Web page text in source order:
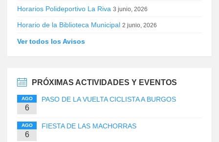
Horarios Polideportivo La Riva 3 junio, 2026
Horario de la Biblioteca Municipal 2 junio, 2026
Ver todos los Avisos
PRÓXIMAS ACTIVIDADES Y EVENTOS
AGO
6
PASO DE LA VUELTA CICLISTA A BURGOS
AGO
6
FIESTA DE LAS MACHORRAS